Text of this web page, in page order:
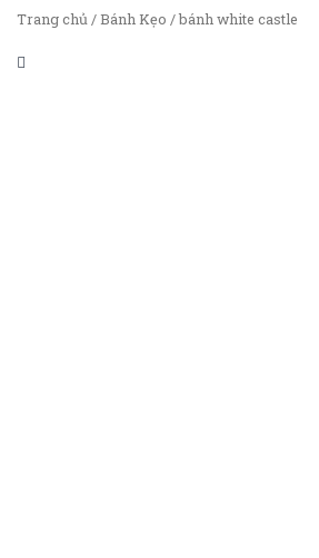
Trang chủ /Bánh Kẹo /bánh white castle